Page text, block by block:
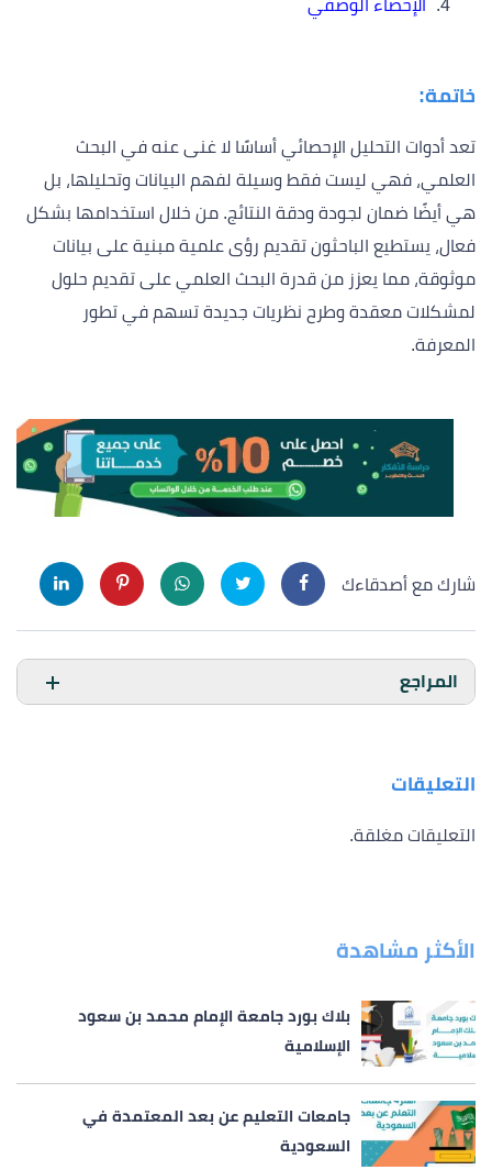
الإحصاء الوصفي
خاتمة:
تعد أدوات التحليل الإحصائي أساسًا لا غنى عنه في البحث
العلمي، فهي ليست فقط وسيلة لفهم البيانات وتحليلها، بل
هي أيضًا ضمان لجودة ودقة النتائج. من خلال استخدامها بشكل
فعال، يستطيع الباحثون تقديم رؤى علمية مبنية على بيانات
موثوقة، مما يعزز من قدرة البحث العلمي على تقديم حلول
لمشكلات معقدة وطرح نظريات جديدة تسهم في تطور
المعرفة.
شارك مع أصدقاءك
المراجع
التعليقات
التعليقات مغلقة.
الأكثر مشاهدة
بلاك بورد جامعة الإمام محمد بن سعود
الإسلامية
جامعات التعليم عن بعد المعتمدة في
السعودية